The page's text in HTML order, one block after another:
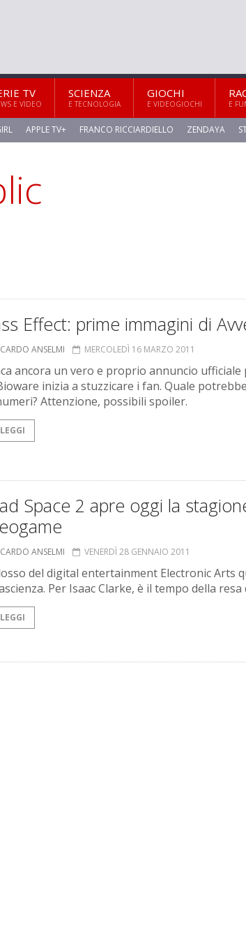
TV
E VIDEO
SCIENZA
E TECNOLOGIA
GIOCHI
E VIDEOGIOCHI E
APPLE TV+ FRANCO RICCIARDIELLO ZENDAYA
Effect: prime immagini di
ANSELMI MERCOLEDÌ 16 MARZO 2011
ancora un vero e proprio annuncio
inizia a stuzzicare i fan. Quale
Attenzione, possibili spoiler.
LEGGI
Space 2 apre oggi la
ANSELMI VENERDÌ 28 GENNAIO 2011
del digital entertainment Electronic Arts
Per Isaac Clarke, è il tempo della resa
LEGGI